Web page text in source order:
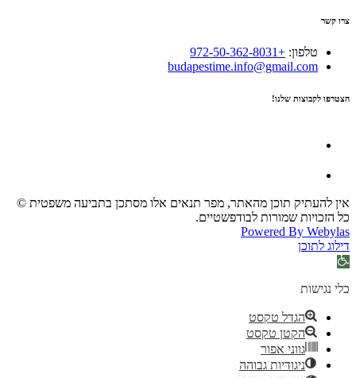
צרו קשר
טלפון: +972-50-362-8031
budapestime.info@gmail.com
הצטרפו לקבוצות שלנו!
אין להעתיק תוכן מהאתר, מפר תנאים אלו מסתכן בתביעה משפטית ©
כל הזכויות שמורות לבודפשטיים.
Powered By Webylas
דילוג לתוכן
פתח סרגל נגישות
כלי נגישות
הגדל טקסט
הקטן טקסט
גווני אפור
ניגודיות גבוהה